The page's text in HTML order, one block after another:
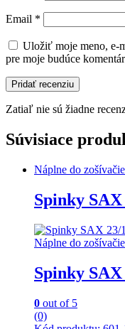
Email *
Uložiť moje meno, e-
pre moje budúce
Zatiaľ nie sú žiadne
Súvisiace
Náplne do
Spinky SAX
Náplne do
Spinky SAX
0 out of 5
(0)